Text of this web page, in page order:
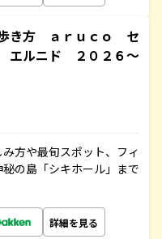
き方 ａｒｕｃｏ セ
ルニド ２０２６～
方や最旬スポット、フィ
の島「シキホール」まで
詳細を見る